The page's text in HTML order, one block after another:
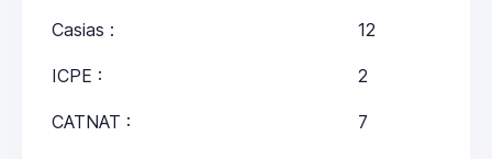
Casias : 12
ICPE : 2
CATNAT : 7